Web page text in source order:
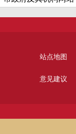
站点地图
意见建议